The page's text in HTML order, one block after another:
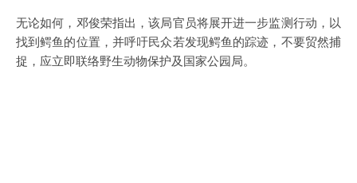
无论如何，邓俊荣指出，该局官员将展开进一步监测行动，以
找到鳄鱼的位置，并呼吁民众若发现鳄鱼的踪迹，不要贸然捕
捉，应立即联络野生动物保护及国家公园局。